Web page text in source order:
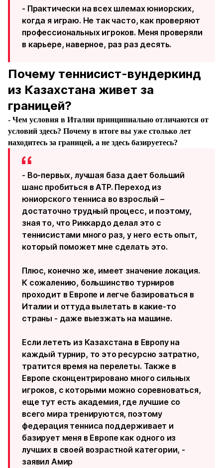
- Практически на всех шлемах юниорских,
когда я играю. Не так часто, как проверяют
профессиональных игроков. Меня проверяли
в карьере, наверное, раз раз десять.
Почему теннисист-вундеркинд
из Казахстана живет за
границей?
- Чем условия в Италии принципиально отличаются от
условий здесь? Почему в итоге вы уже столько лет
находитесь за границей, а не здесь базируетесь?
- Во-первых, лучшая база дает больший
шанс пробиться в ATP. Переход из
юниорского тенниса во взрослый –
достаточно трудный процесс, и поэтому,
зная то, что Риккардо делал это с
теннисистами много раз, у него есть опыт,
который поможет мне сделать это.
Плюс, конечно же, имеет значение локация.
К сожалению, большинство турниров
проходит в Европе и легче базироваться в
Италии и оттуда вылетать в какие-то
страны - даже выезжать на машине.
Если лететь из Казахстана в Европу на
каждый турнир, то это ресурсно затратно,
тратится время на перелеты. Также в
Европе сконцентрировано много сильных
игроков, с которыми можно соревноваться,
еще тут есть академия, где лучшие со
всего мира тренируются, поэтому
федерация тенниса поддерживает и
базирует меня в Европе как одного из
лучших в своей возрастной категории, -
заявил Амир